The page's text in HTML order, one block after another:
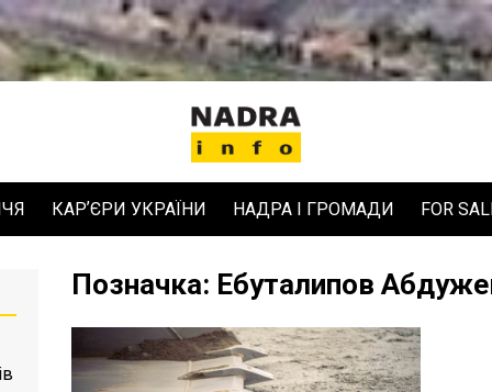
КАРʼЄРИ УКРАЇНИ НАДРА І ГРОМАДИ FOR
Позначка: Ебуталипов